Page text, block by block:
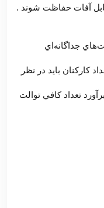
جداگانه‌اي
كاركنان بايد در نظر
تعداد كافي توالت